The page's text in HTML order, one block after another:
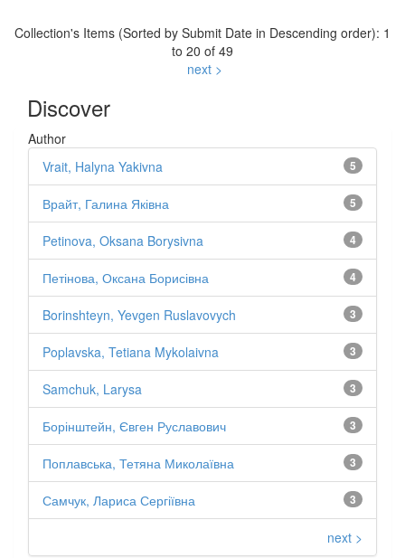
Collection's Items (Sorted by Submit Date in Descending order): 1
to 20 of 49
next >
Discover
Author
5
Vrait, Halyna Yakivna
5
Врайт, Галина Яківна
4
Petinova, Oksana Borysivna
4
Петінова, Оксана Борисівна
3
Borinshteyn, Yevgen Ruslavovych
3
Poplavska, Tetiana Mykolaivna
3
Samchuk, Larysa
3
Борінштейн, Євген Руславович
3
Поплавська, Тетяна Миколаївна
3
Самчук, Лариса Сергіївна
next >